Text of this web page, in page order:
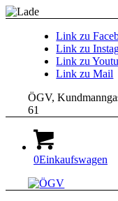
Link zu
Link zu
Link zu
Link zu Mail
ÖGV,
61
0Einkaufswagen